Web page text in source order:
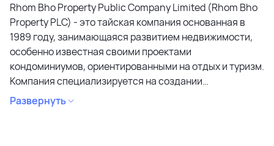
Rhom Bho Property Public Company Limited (Rhom Bho
Property PLC) - это тайская компания основанная в
1989 году, занимающаяся развитием недвижимости,
особенно известная своими проектами
кондоминиумов, ориентированными на отдых и туризм.
Компания специализируется на создании
кондоминиумов в привлекательных районах, уделяя
особое внимание дизайну, качеству строительства и
Развернуть